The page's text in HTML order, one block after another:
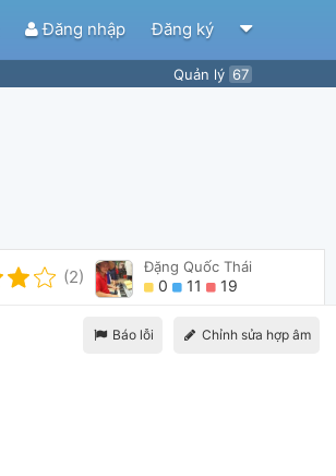
Đăng nhập Đăng ký
Quản lý 67
(2)
Đặng Quốc Thái
0 11 19
Báo lỗi Chỉnh sửa hợp âm